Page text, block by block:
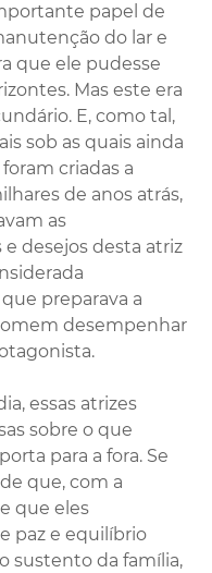
papel de
do lar e
que ele pudesse
Mas este era
E, como tal,
sob as quais ainda
criadas a
de anos atrás,
as
e desejos desta atriz
preparava a
desempenhar
essas atrizes
sobre o que
para a fora. Se
que, com a
que eles
paz e equilíbrio
sustento da família,